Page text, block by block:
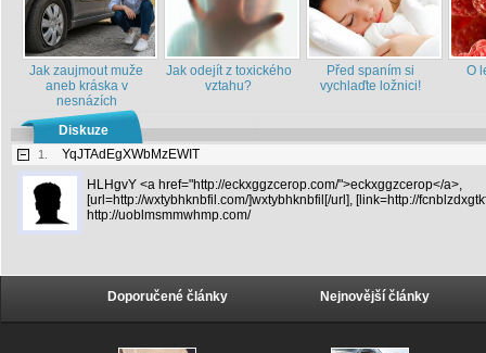
Jak zaujmout muže
aneb kráska v
nesnázích
Jak odejít z toxického
vztahu?
Před spaním si
vychlaďte ložnici!
O
Diskuze
1.
YqJTAdEgXWbMzEWIT
HLHgvY <a href="http://eckxggzcerop.com/">eckxggzcerop</a>,
[url=http://wxtybhknbfil.com/]wxtybhknbfil[/url], [link=http://
http://uoblmsmmwhmp.com/
Doporučené články Nejnovější články